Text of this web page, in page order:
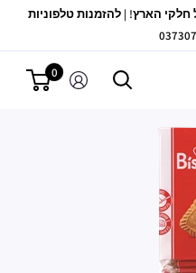
הארץ! | להזמנות טלפוניות
0